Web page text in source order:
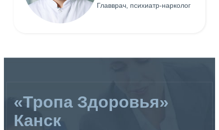
Главврач, психиатр-нарколог
«Тропа Здоровья»
Канск